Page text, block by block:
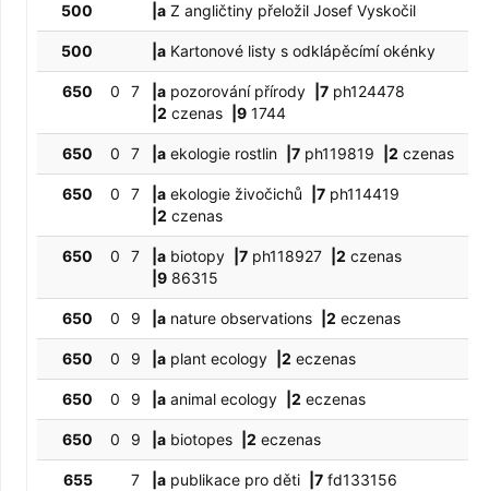
500 |a Z angličtiny přeložil Josef Vyskočil
500 |a Kartonové listy s odklápěcímí okénky
650 0 7 |a pozorování přírody |7 ph124478
|2 czenas |9 1744
650 0 7 |a ekologie rostlin |7 ph119819 |2 czenas
650 0 7 |a ekologie živočichů |7 ph114419
|2 czenas
650 0 7 |a biotopy |7 ph118927 |2 czenas
|9 86315
650 0 9 |a nature observations |2 eczenas
650 0 9 |a plant ecology |2 eczenas
650 0 9 |a animal ecology |2 eczenas
650 0 9 |a biotopes |2 eczenas
655 7 |a publikace pro děti |7 fd133156